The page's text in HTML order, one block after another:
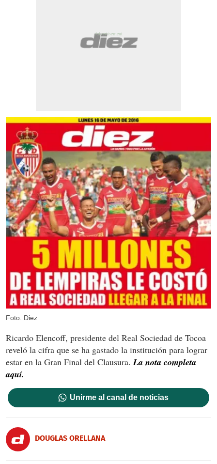
Foto: Diez
Ricardo Elencoff, presidente del Real Sociedad de Tocoa
reveló la cifra que se ha gastado la institución para lograr
estar en la Gran Final del Clausura. La nota completa
aquí.
Unirme al canal de noticias
DOUGLAS ORELLANA